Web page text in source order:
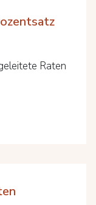
Raten